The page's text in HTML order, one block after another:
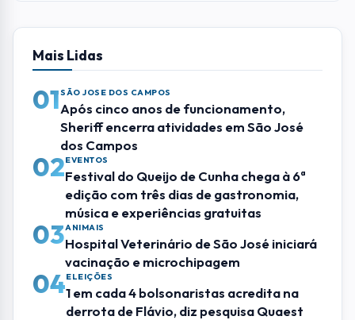
Mais Lidas
01SÃO JOSE DOS CAMPOS
Após cinco anos de funcionamento,
Sheriff encerra atividades em São José
dos Campos
02EVENTOS
Festival do Queijo de Cunha chega à 6ª
edição com três dias de gastronomia,
música e experiências gratuitas
03ANIMAIS
Hospital Veterinário de São José iniciará
vacinação e microchipagem
04ELEIÇÕES
1 em cada 4 bolsonaristas acredita na
derrota de Flávio, diz pesquisa Quaest